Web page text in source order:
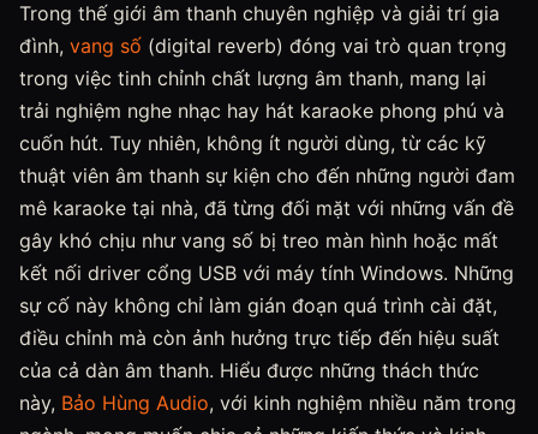
Trong thế giới âm thanh chuyên nghiệp và giải trí gia
đình, vang số (digital reverb) đóng vai trò quan trọng
trong việc tinh chỉnh chất lượng âm thanh, mang lại
trải nghiệm nghe nhạc hay hát karaoke phong phú và
cuốn hút. Tuy nhiên, không ít người dùng, từ các kỹ
thuật viên âm thanh sự kiện cho đến những người đam
mê karaoke tại nhà, đã từng đối mặt với những vấn đề
gây khó chịu như vang số bị treo màn hình hoặc mất
kết nối driver cổng USB với máy tính Windows. Những
sự cố này không chỉ làm gián đoạn quá trình cài đặt,
điều chỉnh mà còn ảnh hưởng trực tiếp đến hiệu suất
của cả dàn âm thanh. Hiểu được những thách thức
này, Bảo Hùng Audio, với kinh nghiệm nhiều năm trong